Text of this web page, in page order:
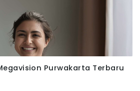
Purwakarta Terbaru